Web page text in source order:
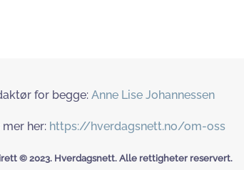
for begge: Anne Lise Johannessen
mer her: https://hverdagsnett.no/om-oss
© 2023. Hverdagsnett. Alle rettigheter reservert.